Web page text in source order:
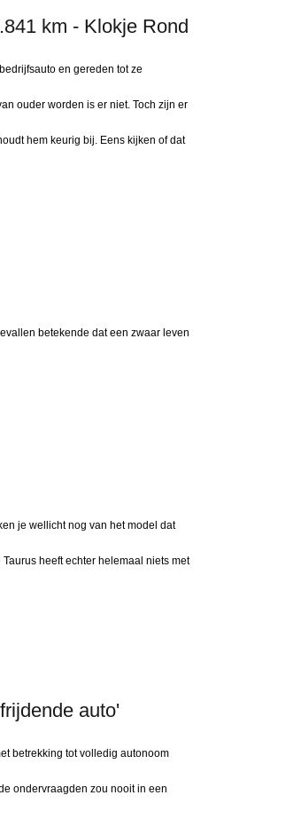
km - Klokje Rond
en gereden tot ze
ouder worden is er niet. Toch zijn er
hem keurig bij. Eens kijken of dat
betekende dat een zwaar leven
je wellicht nog van het model dat
heeft echter helemaal niets met
auto'
betrekking tot volledig autonoom
ondervraagden zou nooit in een